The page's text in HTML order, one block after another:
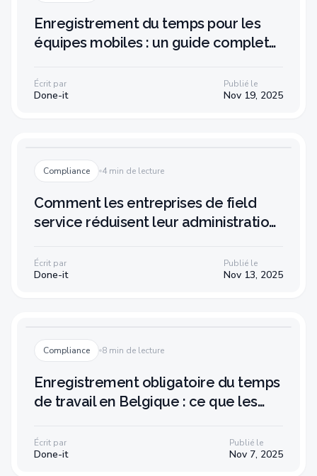
Enregistrement du temps pour les
équipes mobiles : un guide complet
Écrit par
Done-it
Publié le
Nov 19, 2025
Compliance 4 min de lecture
Comment les entreprises de field
service réduisent leur administration
Écrit par
Done-it
Publié le
Nov 13, 2025
Compliance 8 min de lecture
Enregistrement obligatoire du temps
de travail en Belgique : ce que les
Écrit par
Done-it
Publié le
Nov 7, 2025